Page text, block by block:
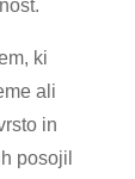
ki
ali
in
posojil